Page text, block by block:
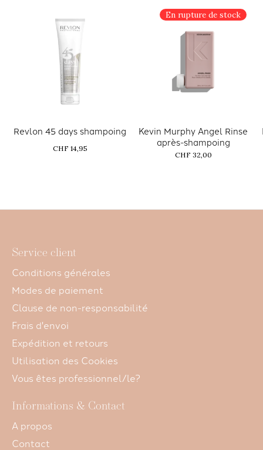
Revlon 45 days shampoing
CHF 14,95
En rupture de stock
Kevin Murphy Angel Rinse
après-shampoing
CHF 32,00
Service client
Conditions générales
Modes de paiement
Clause de non-responsabilité
Frais d'envoi
Expédition et retours
Utilisation des Cookies
Vous êtes professionnel/le?
Informations & Contact
A propos
Contact